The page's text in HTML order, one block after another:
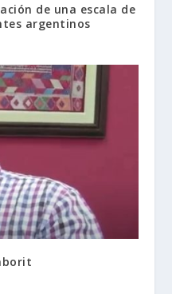
de una escala de
argentinos